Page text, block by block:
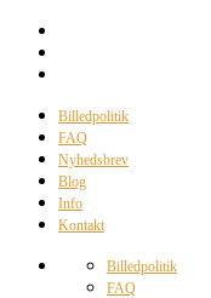
Billedpolitik
FAQ
Nyhedsbrev
Blog
Info
Kontakt
Billedpolitik
FAQ